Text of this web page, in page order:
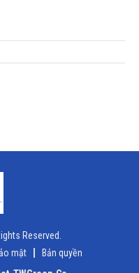
Reserved.
mật
Bản quyền